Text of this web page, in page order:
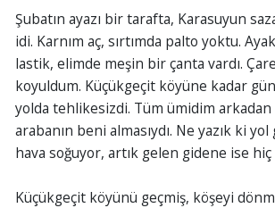
Şubatın ayazı bir tarafta, Karasuyun
idi. Karnım aç, sırtımda palto yoktu.
lastik, elimde meşin bir çanta vardı.
koyuldum. Küçükgeçit köyüne kadar
yolda tehlikesizdi. Tüm ümidim
arabanın beni almasıydı. Ne yazık ki
hava soğuyor, artık gelen gidene ise
Küçükgeçit köyünü geçmiş, köşeyi